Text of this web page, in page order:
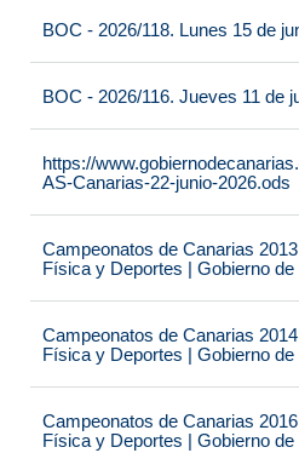
BOC - 2026/118. Lunes 15 de
BOC - 2026/116. Jueves 11 de
https://
AS-Canarias-22-junio-2026.ods
Campeonatos de Canarias
Física y Deportes | Gobierno de
Campeonatos de Canarias
Física y Deportes | Gobierno de
Campeonatos de Canarias
Física y Deportes | Gobierno de